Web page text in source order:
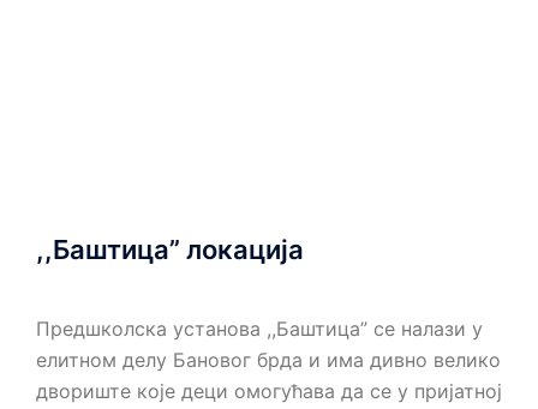
,,Баштица” локација
Предшколска установа ,,Баштица” се налази у
елитном делу Бановог брда и има дивно велико
двориште које деци омогућава да се у пријатној